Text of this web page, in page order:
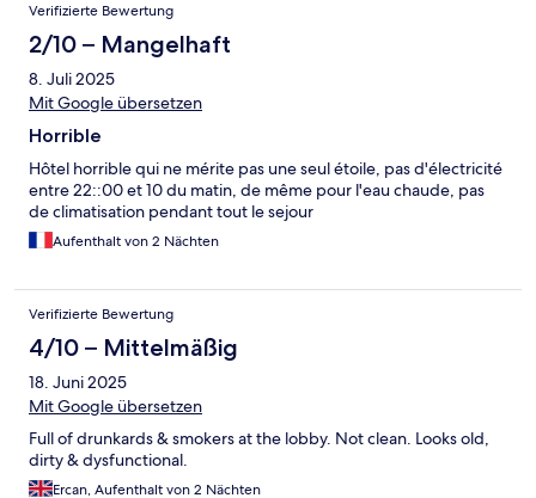
Verifizierte Bewertung
2/10 – Mangelhaft
8. Juli 2025
Mit Google übersetzen
Horrible
Hôtel horrible qui ne mérite pas une seul étoile, pas d'électricité
entre 22::00 et 10 du matin, de même pour l'eau chaude, pas
de climatisation pendant tout le sejour
Aufenthalt von 2 Nächten
Verifizierte Bewertung
4/10 – Mittelmäßig
18. Juni 2025
Mit Google übersetzen
Full of drunkards & smokers at the lobby. Not clean. Looks old,
dirty & dysfunctional.
Ercan, Aufenthalt von 2 Nächten